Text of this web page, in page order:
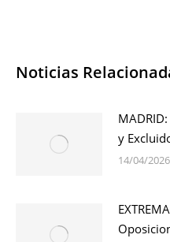
Noticias
y
14/04/2026